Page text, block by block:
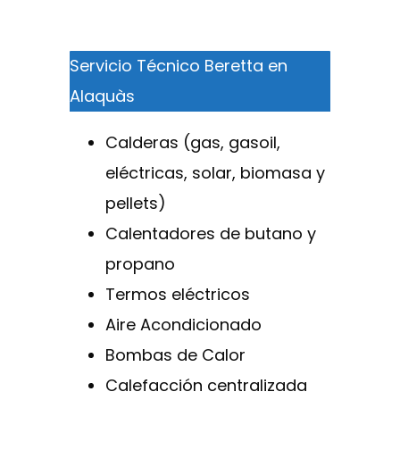
Servicio Técnico Beretta en
Alaquàs
Calderas (gas, gasoil,
eléctricas, solar, biomasa y
pellets)
Calentadores de butano y
propano
Termos eléctricos
Aire Acondicionado
Bombas de Calor
Calefacción centralizada